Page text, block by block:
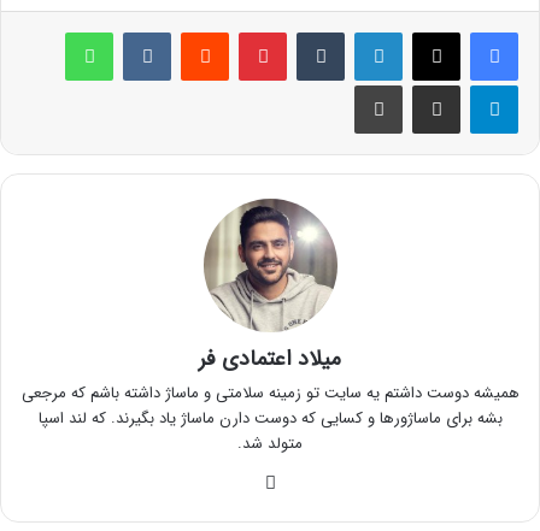
لینکدین ‫تامبلر پینترست‫رددیت ‫VKontakteواتس آپ
تلگرام اشتراک گذاری از طریق ایمیل چاپ
میلاد اعتمادی فر
همیشه دوست داشتم یه سایت تو زمینه سلامتی و ماساژ داشته باشم که مرجعی
بشه برای ماساژورها و کسایی که دوست دارن ماساژ یاد بگیرند. که لند اسپا
متولد شد.